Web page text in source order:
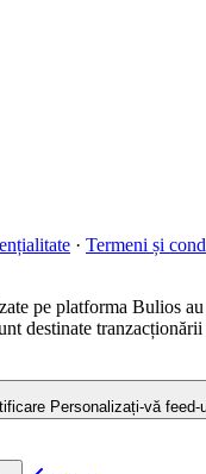
· Termeni și
pe platforma Bulios
destinate
Personalizați-vă feed-